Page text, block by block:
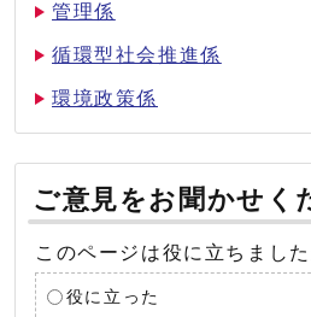
管理係
循環型社会推進係
環境政策係
ご意見をお聞かせく
このページは役に立ちました
役に立った